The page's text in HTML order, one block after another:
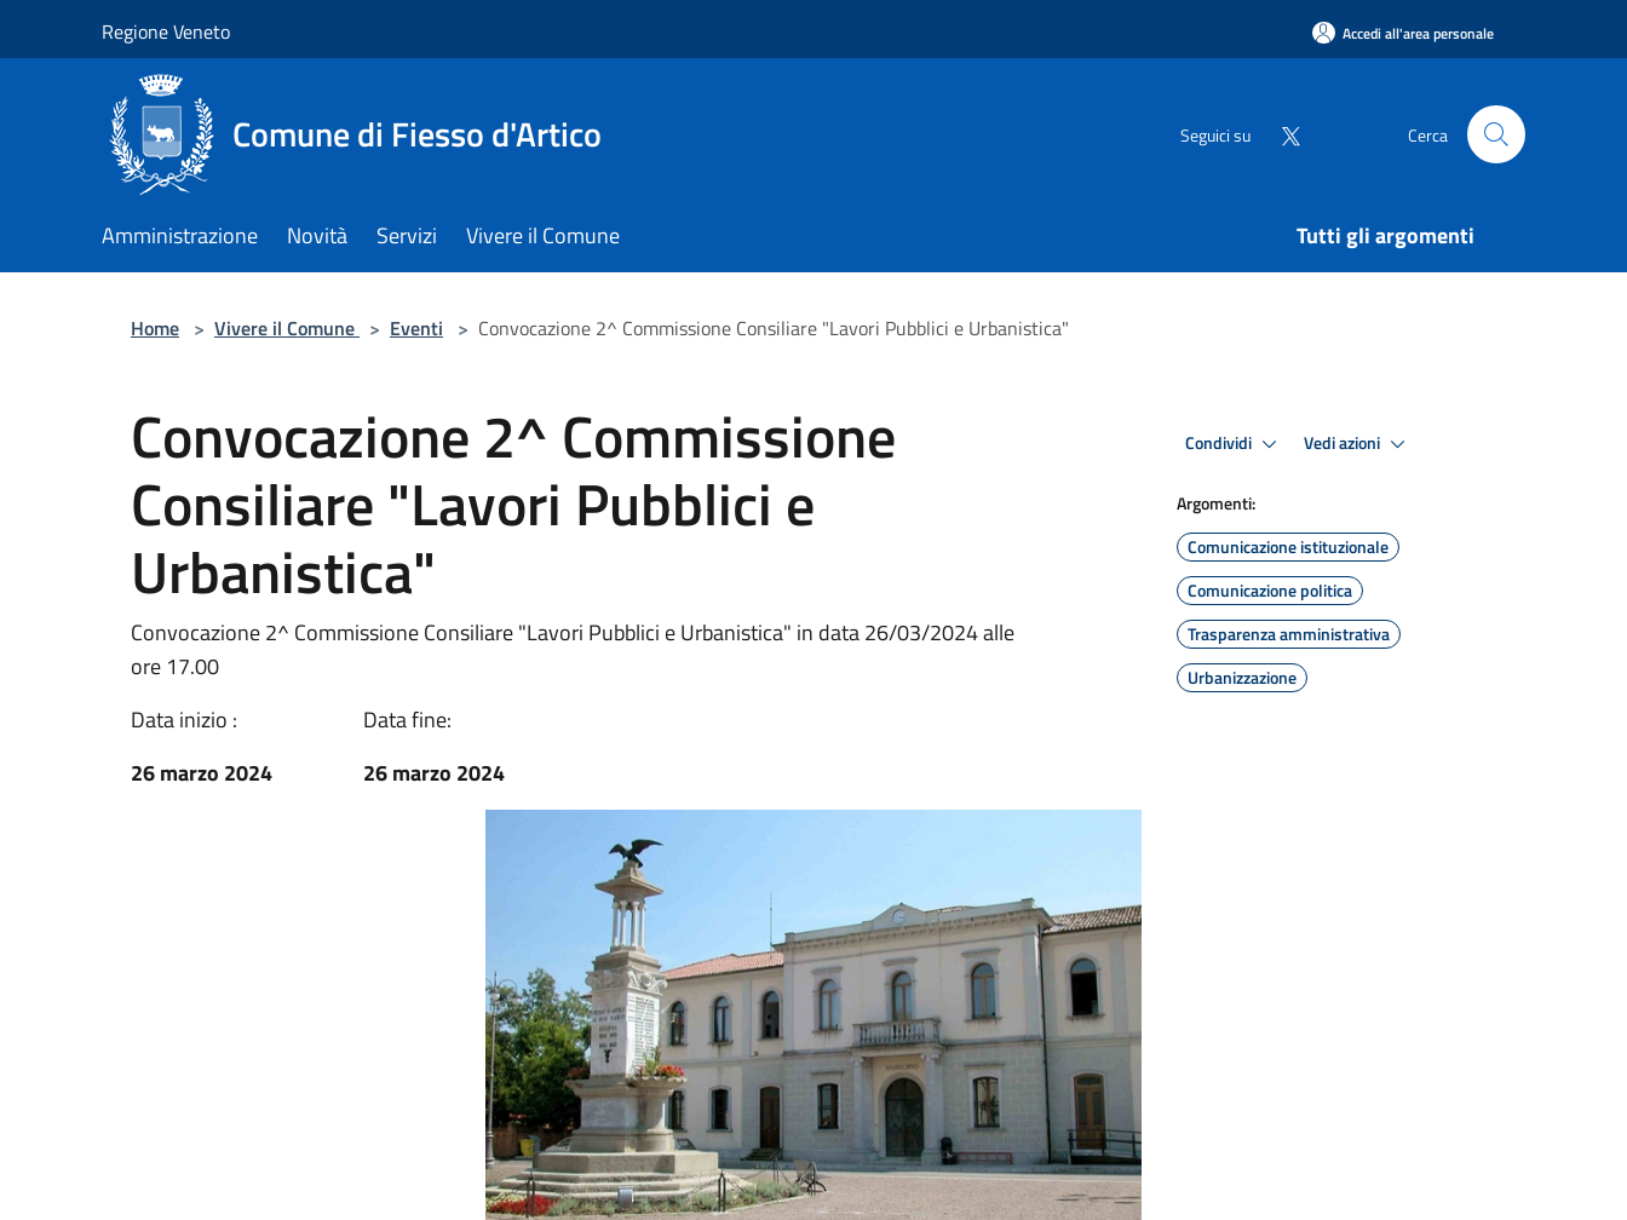
Regione Veneto Accedi all'area personale
Comune di Fiesso d'Artico Seguici su Cerca
Amministrazione Novità Servizi Vivere il Comune Tutti gli argomenti
Home > Vivere il Comune > Eventi > Convocazione 2^ Commissione Consiliare "Lavori Pubblici e Urbanistica"
Convocazione 2^ Commissione
Consiliare "Lavori Pubblici e
Urbanistica"
Convocazione 2^ Commissione Consiliare "Lavori Pubblici e Urbanistica" in data 26/03/2024 alle
ore 17.00
Data inizio :
26 marzo 2024
Data fine:
26 marzo 2024
Condividi Vedi azioni
Argomenti:
Comunicazione istituzionale
Comunicazione politica
Trasparenza amministrativa
Urbanizzazione